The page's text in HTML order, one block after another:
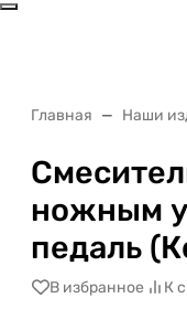
Главная Наши
ножным
педаль
В избранное К